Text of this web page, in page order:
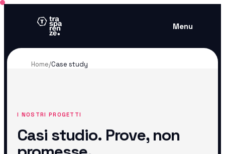
Menu
Home/Case study
I NOSTRI PROGETTI
Casi studio. Prove, non